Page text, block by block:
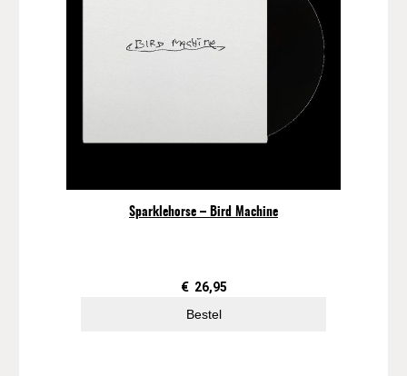
Sparklehorse – Bird Machine
€ 26,95
Bestel